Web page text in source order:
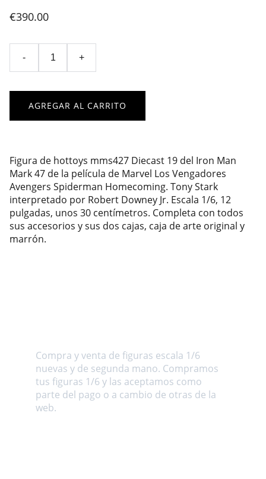
€390.00
- +
AGREGAR AL CARRITO
Figura de hottoys mms427 Diecast 19 del Iron Man
Mark 47 de la película de Marvel Los Vengadores
Avengers Spiderman Homecoming. Tony Stark
interpretado por Robert Downey Jr. Escala 1/6, 12
pulgadas, unos 30 centímetros. Completa con todos
sus accesorios y sus dos cajas, caja de arte original y
marrón.
Compra y venta de figuras escala 1/6
nuevas y de segunda mano. Compramos
tus figuras 1/6 y las aceptamos como
parte del pago o a cambio de otras de la
web.